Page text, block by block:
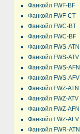
Фанкойл FWF-BF
Фанкойл FWF-CT
Фанкойл FWC-BT
Фанкойл FWC-BF
Фанкойл FWS-ATN
Фанкойл FWS-ATV
Фанкойл FWS-AFN
Фанкойл FWS-AFV
Фанкойл FWZ-ATN
Фанкойл FWZ-ATV
Фанкойл FWZ-AFN
Фанкойл FWZ-AFV
Фанкойл FWR-ATN